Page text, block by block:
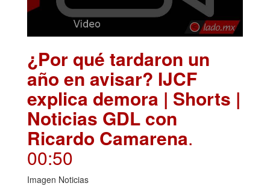
¿Por qué tardaron un
año en avisar? IJCF
explica demora | Shorts |
Noticias GDL con
Ricardo Camarena.
00:50
Imagen Noticias